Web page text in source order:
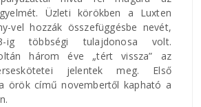
Üzleti körökben a Luxten
vel hozzák összefüggésbe nevét,
ig többségi tulajdonosa volt.
három éve „tért vissza” az
jelentek meg. Első
örök című novembertől kapható a